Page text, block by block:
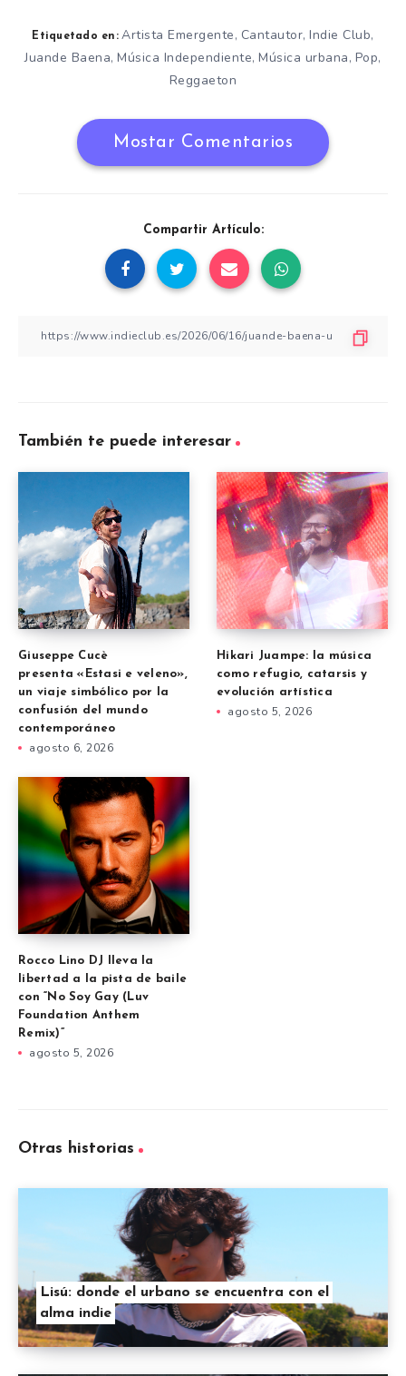
Etiquetado en: Artista Emergente, Cantautor,Indie Club,
Juande Baena,Música Independiente,Música urbana, Pop,
Reggaeton
Mostar Comentarios
Compartir Artículo:
También te puede interesar
Giuseppe Cucè
presenta «Estasi e veleno»,
un viaje simbólico por la
confusión del mundo
contemporáneo
agosto 6, 2026
Hikari Juampe: la música
como refugio, catarsis y
evolución artística
agosto 5, 2026
Rocco Lino DJ lleva la
libertad a la pista de baile
con “No Soy Gay (Luv
Foundation Anthem
Remix)”
agosto 5, 2026
Otras historias
Lisú: donde el urbano se encuentra con el
alma indie